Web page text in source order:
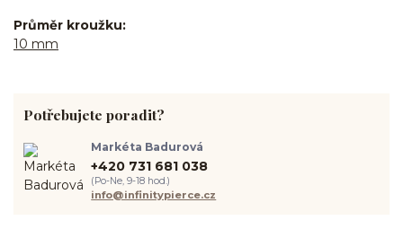
Průměr kroužku
10 mm
Potřebujete poradit?
Markéta Badurová
+420 731 681 038
(Po-Ne, 9-18 hod.)
info@infinitypierce.cz